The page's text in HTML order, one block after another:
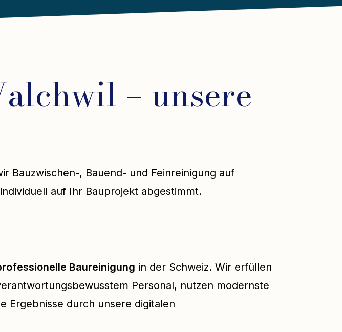
– unsere
Bauzwischen-, Bauend- und Feinreinigung auf
auf Ihr Bauprojekt abgestimmt.
Baureinigung in der Schweiz. Wir erfüllen
Personal, nutzen modernste
Ergebnisse durch unsere digitalen